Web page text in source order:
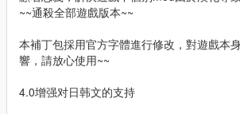
~~通殺全部遊戲版本~~
本補丁包採用官方字體進行修改，對遊戲本
響，請放心使用~~
4.0增强对日韩文的支持